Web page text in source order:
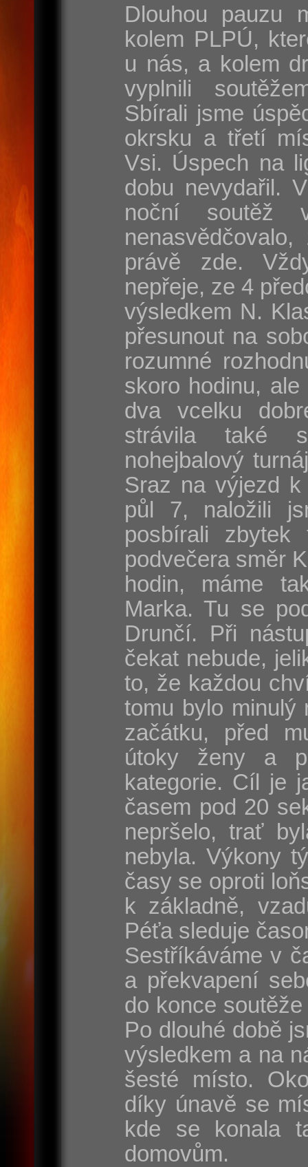
Dlouhou pauzu
kolem PLPÚ,
u nás, a kolem
vyplnili
Sbírali jsme
okrsku a třetí
Vsi. Úspech na
dobu nevydařil.
noční soutěž
právě zde.
nepřeje, ze 4
výsledkem N.
přesunout na
rozumné
skoro hodinu,
dva vcelku
strávila také
nohejbalový
Sraz na výjezd
půl 7, naložili
posbírali
podvečera směr
hodin, máme
Marka. Tu se
Drunčí. Při
čekat nebude,
to, že každou
tomu bylo minulý
začátku, před
útoky ženy a
kategorie. Cíl je
časem pod 20
nepršelo, trať
nebyla. Výkony
časy se oproti
k základně,
Péťa sleduje
Sestříkáváme v
a překvapení
do konce
Po dlouhé době
výsledkem a na
šesté místo.
díky únavě se
kde se konala
domovům.